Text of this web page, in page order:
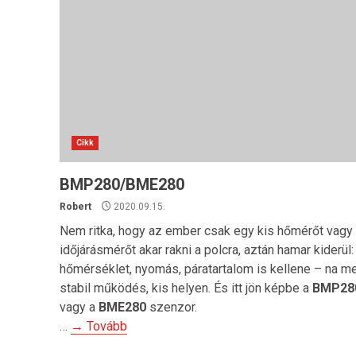
Cikk
BMP280/BME280
Robert 2020.09.15.
Nem ritka, hogy az ember csak egy kis hőmérőt vagy
időjárásmérőt akar rakni a polcra, aztán hamar kiderül:
hőmérséklet, nyomás, páratartalom is kellene – na
stabil működés, kis helyen. És itt jön képbe a
vagy a BME280 szenzor.
… → Tovább